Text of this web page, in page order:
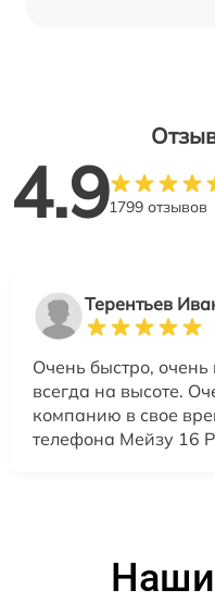
4.91799 отзывов
Терентьев
Очень быстро,
всегда на высоте.
компанию в свое
телефона Мейзу 16
Наши